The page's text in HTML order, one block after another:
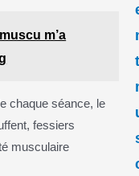
m’a
chaque séance, le
fessiers
musculaire